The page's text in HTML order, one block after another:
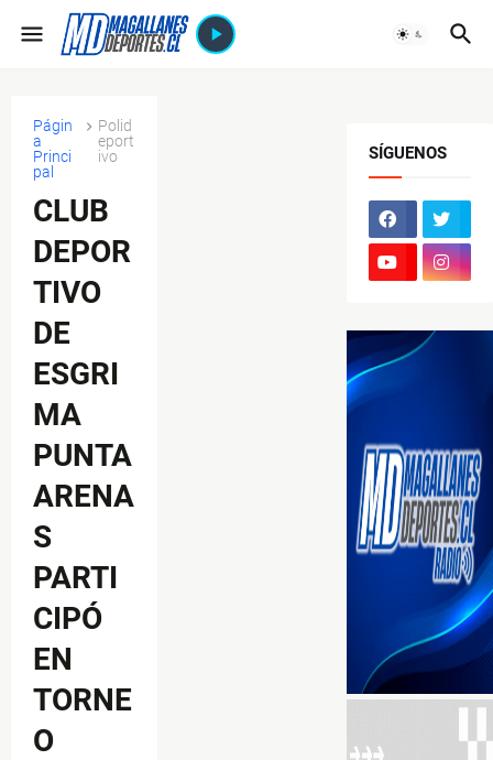
Págin
a
Princi
pal
Polid
eport
ivo
CLUB
DEPOR
TIVO
DE
ESGRI
MA
PUNTA
ARENA
S
PARTI
CIPÓ
EN
TORNE
O
SÍGUENOS